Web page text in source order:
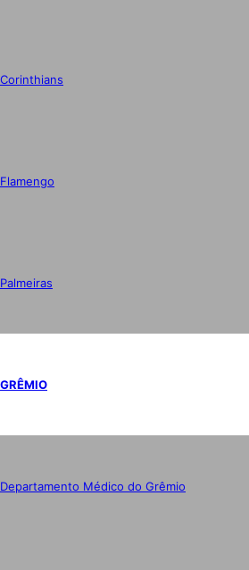
Corinthians
Flamengo
Palmeiras
GRÊMIO
Departamento Médico do Grêmio